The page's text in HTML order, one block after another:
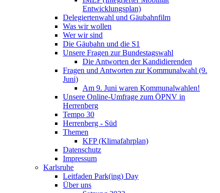
Entwicklungsplan)
Delegiertenwahl und Gäubahnfilm
Was wir wollen
Wer wir sind
Die Gäubahn und die S1
Unsere Fragen zur Bundestagswahl
Die Antworten der Kandidierenden
Fragen und Antworten zur Kommunalwahl (9.
Juni)
Am 9. Juni waren Kommunalwahlen!
Unsere Online-Umfrage zum ÖPNV in
Herrenberg
Tempo 30
Herrenberg - Süd
Themen
KFP (Klimafahrplan)
Datenschutz
Impressum
Karlsruhe
Leitfaden Park(ing) Day
Über uns